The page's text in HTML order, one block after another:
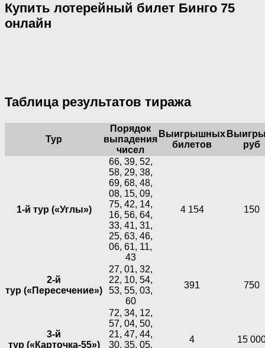
Купить лотерейный билет Бинго 75
онлайн
Таблица результатов тиража
Тур
Порядок
выпадения
чисел
Выигрышных
билетов
руб
1-й тур («Углы»)
66, 39, 52,
58, 29, 38,
69, 68, 48,
08, 15, 09,
75, 42, 14,
16, 56, 64,
33, 41, 31,
25, 63, 46,
06, 61, 11,
43
4 154 150
2-й
тур («Пересечение»)
27, 01, 32,
22, 10, 54,
53, 55, 03,
60
391 750
3-й
тур («Карточка-55»)
72, 34, 12,
57, 04, 50,
21, 47, 44,
30, 35, 05,
4 15